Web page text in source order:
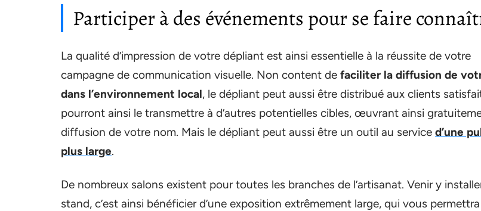
Participer à des événements pour se faire
La qualité d’impression de votre dépliant est ainsi essentielle à la réussite de votre
campagne de communication visuelle. Non content de faciliter la diffusion de
dans l’environnement local, le dépliant peut aussi être distribué aux clients
pourront ainsi le transmettre à d’autres potentielles cibles, œuvrant ainsi
diffusion de votre nom. Mais le dépliant peut aussi être un outil au service d’une
plus large.
De nombreux salons existent pour toutes les branches de l’artisanat. Venir y
stand, c’est ainsi bénéficier d’une exposition extrêmement large, qui vous permettra